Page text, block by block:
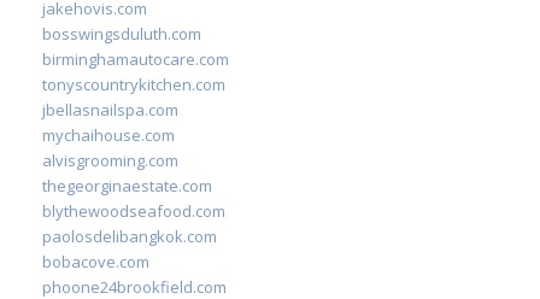
jakehovis.com
bosswingsduluth.com
birminghamautocare.com
tonyscountrykitchen.com
jbellasnailspa.com
mychaihouse.com
alvisgrooming.com
thegeorginaestate.com
blythewoodseafood.com
paolosdelibangkok.com
bobacove.com
phoone24brookfield.com